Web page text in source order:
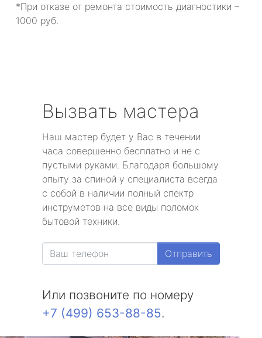
*При отказе от ремонта стоимость диагностики –
1000 руб.
Вызвать мастера
Наш мастер будет у Вас в течении
часа совершенно бесплатно и не с
пустыми руками. Благодаря большому
опыту за спиной у специалиста всегда
с собой в наличии полный спектр
инструметов на все виды поломок
бытовой техники.
Отправить
Или позвоните по номеру
+7 (499) 653-88-85.